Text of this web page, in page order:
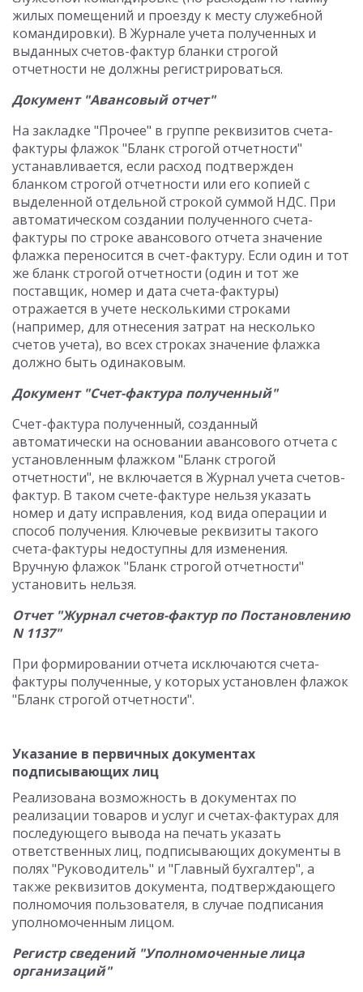
жилых помещений и проезду к месту служебной
командировки). В Журнале учета полученных и
выданных счетов-фактур бланки строгой
отчетности не должны регистрироваться.
Документ "Авансовый отчет"
На закладке "Прочее" в группе реквизитов счета-
фактуры флажок "Бланк строгой отчетности"
устанавливается, если расход подтвержден
бланком строгой отчетности или его копией с
выделенной отдельной строкой суммой НДС. При
автоматическом создании полученного счета-
фактуры по строке авансового отчета значение
флажка переносится в счет-фактуру. Если один и тот
же бланк строгой отчетности (один и тот же
поставщик, номер и дата счета-фактуры)
отражается в учете несколькими строками
(например, для отнесения затрат на несколько
счетов учета), во всех строках значение флажка
должно быть одинаковым.
Документ "Счет-фактура полученный"
Счет-фактура полученный, созданный
автоматически на основании авансового отчета с
установленным флажком "Бланк строгой
отчетности", не включается в Журнал учета счетов-
фактур. В таком счете-фактуре нельзя указать
номер и дату исправления, код вида операции и
способ получения. Ключевые реквизиты такого
счета-фактуры недоступны для изменения.
Вручную флажок "Бланк строгой отчетности"
установить нельзя.
Отчет "Журнал счетов-фактур по Постановлению
N 1137"
При формировании отчета исключаются счета-
фактуры полученные, у которых установлен флажок
"Бланк строгой отчетности".
Указание в первичных документах
подписывающих лиц
Реализована возможность в документах по
реализации товаров и услуг и счетах-фактурах для
последующего вывода на печать указать
ответственных лиц, подписывающих документы в
полях "Руководитель" и "Главный бухгалтер", а
также реквизитов документа, подтверждающего
полномочия пользователя, в случае подписания
уполномоченным лицом.
Регистр сведений "Уполномоченные лица
организаций"